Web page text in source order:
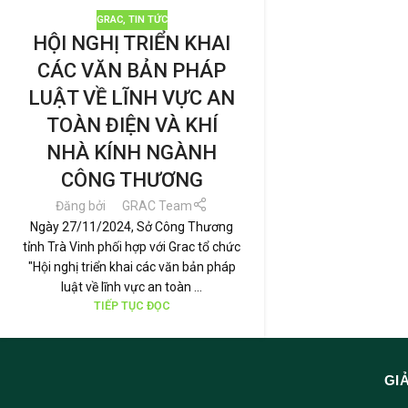
GRAC, TIN TỨC
HỘI NGHỊ TRIỂN KHAI
CÁC VĂN BẢN PHÁP
LUẬT VỀ LĨNH VỰC AN
TOÀN ĐIỆN VÀ KHÍ
NHÀ KÍNH NGÀNH
CÔNG THƯƠNG
Đăng bởi
GRAC Team
Ngày 27/11/2024, Sở Công Thương
tỉnh Trà Vinh phối hợp với Grac tổ chức
"Hội nghị triển khai các văn bản pháp
luật về lĩnh vực an toàn ...
TIẾP TỤC ĐỌC